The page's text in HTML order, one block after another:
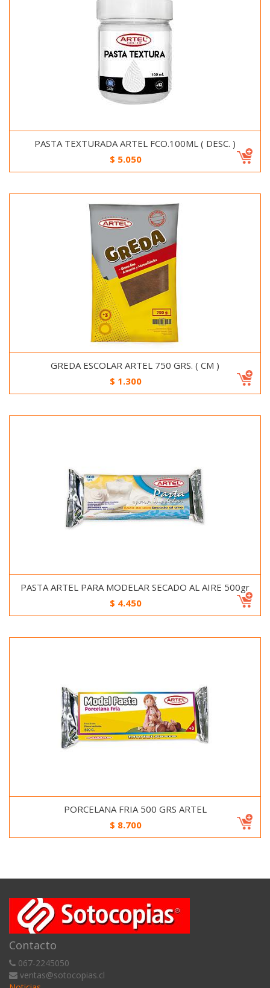
PASTA TEXTURADA ARTEL FCO.100ML ( DESC. )
$ 5.050
GREDA ESCOLAR ARTEL 750 GRS. ( CM )
$ 1.300
PASTA ARTEL PARA MODELAR SECADO AL AIRE 500gr
$ 4.450
PORCELANA FRIA 500 GRS ARTEL
$ 8.700
Contacto
067-2245050
ventas@sotocopias.cl